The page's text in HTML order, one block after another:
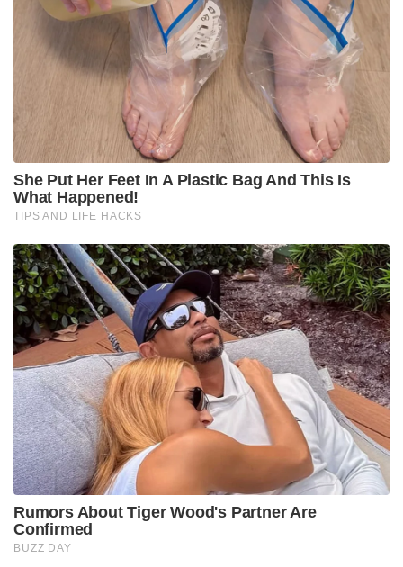
She Put Her Feet In A Plastic Bag And This Is
What Happened!
TIPS AND LIFE HACKS
Rumors About Tiger Wood's Partner Are
Confirmed
BUZZ DAY